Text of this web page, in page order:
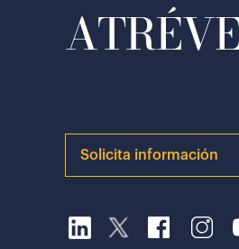
Solicita información